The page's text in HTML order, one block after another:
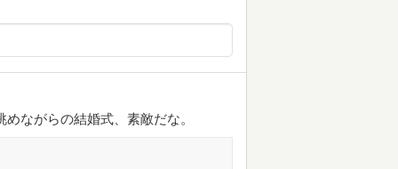
ながらの結婚式、素敵だな。